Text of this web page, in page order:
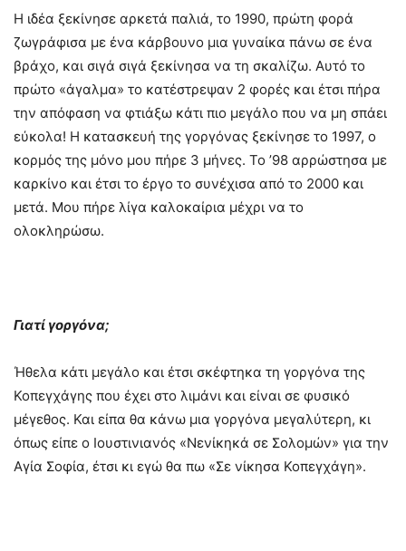
Η ιδέα ξεκίνησε αρκετά παλιά, το 1990, πρώτη φορά
ζωγράφισα με ένα κάρβουνο μια γυναίκα πάνω σε ένα
βράχο, και σιγά σιγά ξεκίνησα να τη σκαλίζω. Αυτό το
πρώτο «άγαλμα» το κατέστρεψαν 2 φορές και έτσι πήρα
την απόφαση να φτιάξω κάτι πιο μεγάλο που να μη σπάει
εύκολα! Η κατασκευή της γοργόνας ξεκίνησε το 1997, ο
κορμός της μόνο μου πήρε 3 μήνες. Το ’98 αρρώστησα με
καρκίνο και έτσι το έργο το συνέχισα από το 2000 και
μετά. Μου πήρε λίγα καλοκαίρια μέχρι να το
ολοκληρώσω.
Γιατί γοργόνα;
Ήθελα κάτι μεγάλο και έτσι σκέφτηκα τη γοργόνα της
Κοπεγχάγης που έχει στο λιμάνι και είναι σε φυσικό
μέγεθος. Και είπα θα κάνω μια γοργόνα μεγαλύτερη, κι
όπως είπε ο Ιουστινιανός «Νενίκηκά σε Σολομών» για την
Αγία Σοφία, έτσι κι εγώ θα πω «Σε νίκησα Κοπεγχάγη».